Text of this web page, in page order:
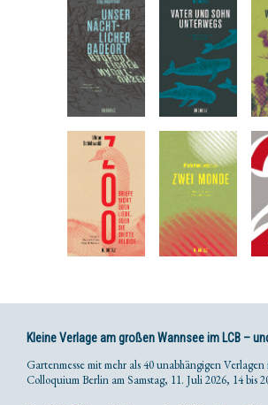
Kleine Verlage am großen Wannsee im LCB –
Gartenmesse mit mehr als 40 unabhängigen
Colloquium Berlin am Samstag, 11. Juli 2026, 14 bis